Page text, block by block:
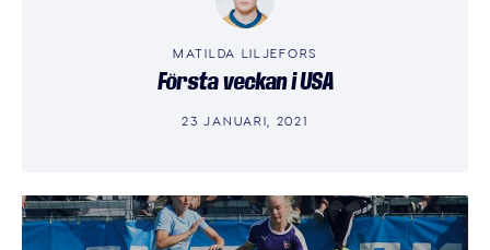
MATILDA LILJEFORS
Första veckan i USA
23 JANUARI, 2021